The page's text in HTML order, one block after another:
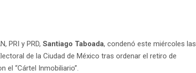
PRI y PRD, Santiago Taboada, condenó este miércoles las
de la Ciudad de México tras ordenar el retiro de
el “Cártel Inmobiliario”.